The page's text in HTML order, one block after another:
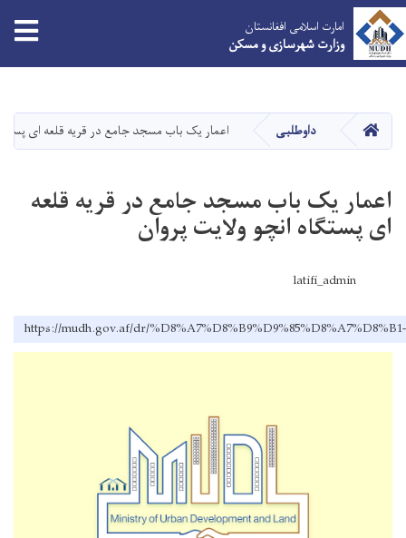
main
content
امارت اسلامی افغانستان
وزارت شهرسازی و مسکن
HOME داوطلبی اعمار یک باب مسجد جامع در قریه قلعه ای
اعمار یک باب مسجد جامع در قریه قلعه
ای پستگاه انچو ولایت پروان
latifi_admin
https://mudh.gov.af/dr/